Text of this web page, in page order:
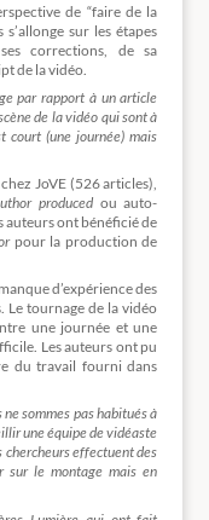
de “faire de la
s’allonge sur les étapes
corrections, de sa
de la vidéo.
par rapport à un article
de la vidéo qui sont à
court (une journée) mais
JoVE (526 articles),
produced ou auto-
auteurs ont bénéficié de
pour la production de
d’expérience des
tournage de la vidéo
une journée et une
Les auteurs ont pu
du travail fourni dans
sommes pas habitués à
une équipe de vidéaste
chercheurs effectuent des
sur le montage mais en